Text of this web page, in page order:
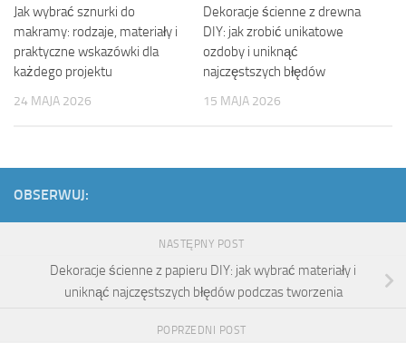
Jak wybrać sznurki do
makramy: rodzaje, materiały i
praktyczne wskazówki dla
każdego projektu
24 MAJA 2026
Dekoracje ścienne z drewna
DIY: jak zrobić unikatowe
ozdoby i uniknąć
najczęstszych błędów
15 MAJA 2026
OBSERWUJ:
NASTĘPNY POST
Dekoracje ścienne z papieru DIY: jak wybrać materiały i
uniknąć najczęstszych błędów podczas tworzenia
POPRZEDNI POST